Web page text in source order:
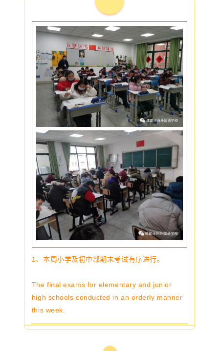
1、本周小学及初中部期末考试有序进行。
The final exams for elementary and junior
high schools conducted in an orderly manner
this week.